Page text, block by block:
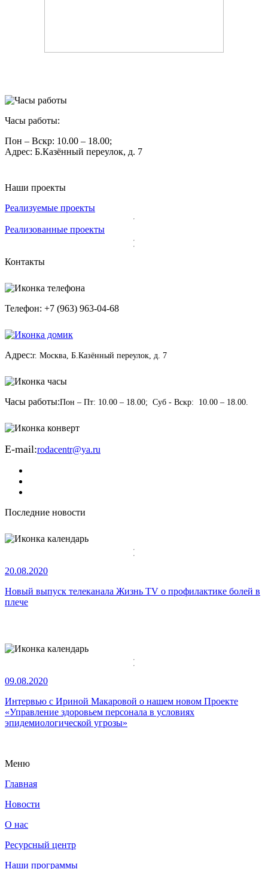
Часы работы:
Пон – Вскр: 10.00 – 18.00;
Адрес: Б.Казённый переулок, д. 7
Наши проекты
Реализуемые проекты
Реализованные проекты
Контакты
Телефон: +7 (963) 963-04-68
Адрес:г. Москва, Б.Казённый переулок, д. 7
Часы работы:Пон – Пт: 10.00 – 18.00; Суб - Вскр: 10.00 – 18.00.
E-mail:rodacentr@ya.ru
Последние новости
20.08.2020
Новый выпуск телеканала Жизнь TV о профилактике болей в
плече
09.08.2020
Интервью с Ириной Макаровой о нашем новом Проекте
«Управление здоровьем персонала в условиях
эпидемиологической угрозы»
Меню
Главная
Новости
О нас
Ресурсный центр
Наши программы